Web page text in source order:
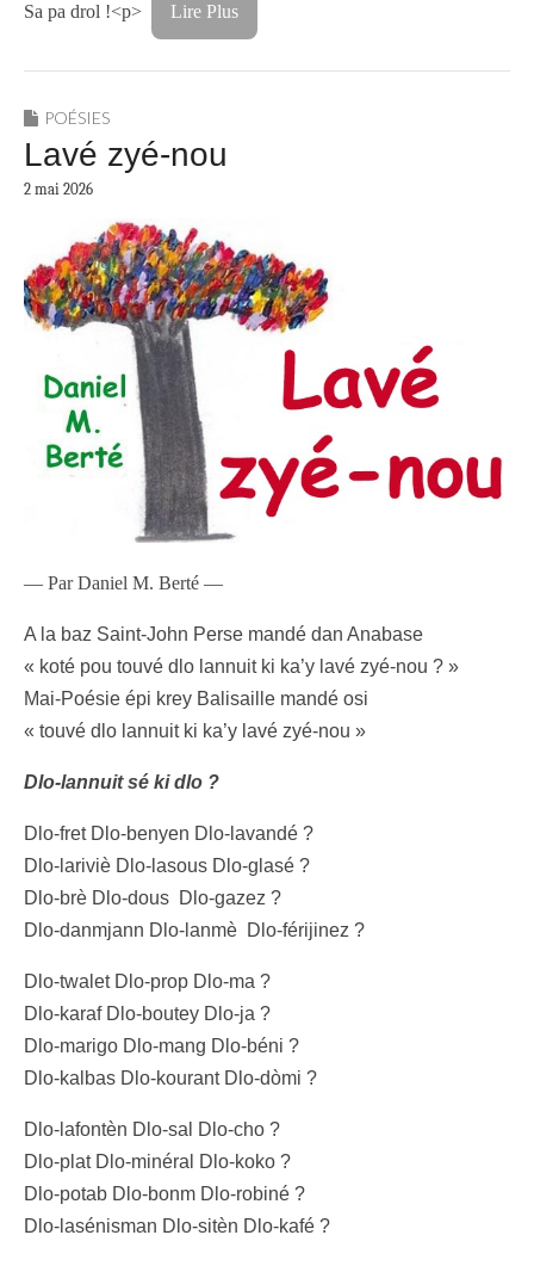
Sa pa drol !<p> Lire Plus
POÉSIES
Lavé zyé-nou
2 mai 2026
— Par Daniel M. Berté —
A la baz Saint-John Perse mandé dan Anabase
« koté pou touvé dlo lannuit ki ka’y lavé zyé-nou ? »
Mai-Poésie épi krey Balisaille mandé osi
« touvé dlo lannuit ki ka’y lavé zyé-nou »
Dlo-lannuit sé ki dlo ?
Dlo-fret Dlo-benyen Dlo-lavandé ?
Dlo-lariviè Dlo-lasous Dlo-glasé ?
Dlo-brè Dlo-dous Dlo-gazez ?
Dlo-danmjann Dlo-lanmè Dlo-férijinez ?
Dlo-twalet Dlo-prop Dlo-ma ?
Dlo-karaf Dlo-boutey Dlo-ja ?
Dlo-marigo Dlo-mang Dlo-béni ?
Dlo-kalbas Dlo-kourant Dlo-dòmi ?
Dlo-lafontèn Dlo-sal Dlo-cho ?
Dlo-plat Dlo-minéral Dlo-koko ?
Dlo-potab Dlo-bonm Dlo-robiné ?
Dlo-lasénisman Dlo-sitèn Dlo-kafé ?